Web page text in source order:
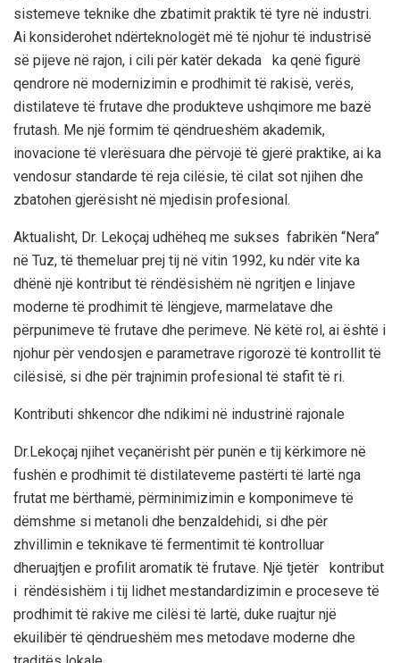
sistemeve teknike dhe zbatimit praktik të tyre në industri.
Ai konsiderohet ndërteknologët më të njohur të industrisë
së pijeve në rajon, i cili për katër dekada
ka qenë figurë
qendrore në modernizimin e prodhimit të rakisë, verës,
distilateve të frutave dhe produkteve ushqimore me bazë
frutash. Me një formim të qëndrueshëm akademik,
inovacione të vlerësuara dhe përvojë të gjerë praktike, ai ka
vendosur standarde të reja cilësie, të cilat sot njihen dhe
zbatohen gjerësisht në mjedisin profesional.
Aktualisht, Dr. Lekoçaj udhëheq me sukses fabrikën “Nera”
në Tuz, të themeluar prej tij në vitin 1992, ku ndër vite ka
dhënë një kontribut të rëndësishëm në ngritjen e linjave
moderne të prodhimit të lëngjeve, marmelatave dhe
përpunimeve të frutave dhe perimeve. Në këtë rol, ai është i
njohur për vendosjen e parametrave rigorozë të kontrollit të
cilësisë, si dhe për trajnimin profesional të stafit të ri.
Kontributi shkencor dhe ndikimi në industrinë rajonale
Dr.Lekoçaj njihet veçanërisht për punën e tij kërkimore në
fushën e prodhimit të distilateveme pastërti të lartë nga
frutat me bërthamë, përminimizimin e komponimeve të
dëmshme si metanoli dhe benzaldehidi, si dhe për
zhvillimin e teknikave të fermentimit të kontrolluar
dheruajtjen e profilit aromatik të frutave. Një tjetër
kontribut
i rëndësishëm i tij lidhet mestandardizimin e proceseve të
prodhimit të rakive me cilësi të lartë, duke ruajtur një
ekuilibër të qëndrueshëm mes metodave moderne dhe